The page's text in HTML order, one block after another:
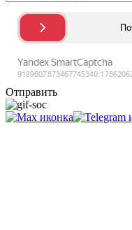
Отправить